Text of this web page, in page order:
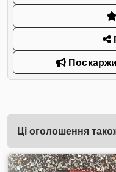
Ці оголошення